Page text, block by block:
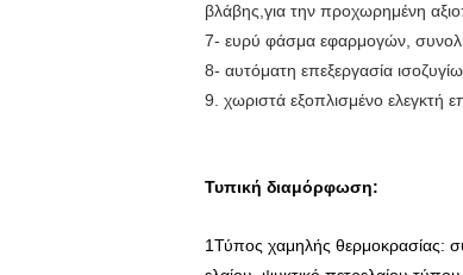
βλάβης,για την προχωρημένη
7- ευρύ φάσμα εφαρμογών,
8- αυτόματη επεξεργασία
9. χωριστά εξοπλισμένο ελεγκτή
Τυπική διαμόρφωση:
1Τύπος χαμηλής θερμοκρασίας: